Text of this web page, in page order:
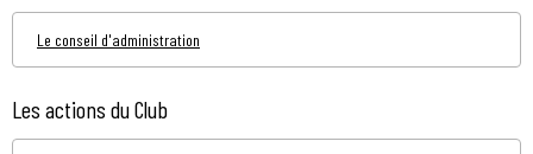
Le conseil d'administration
Les actions du Club